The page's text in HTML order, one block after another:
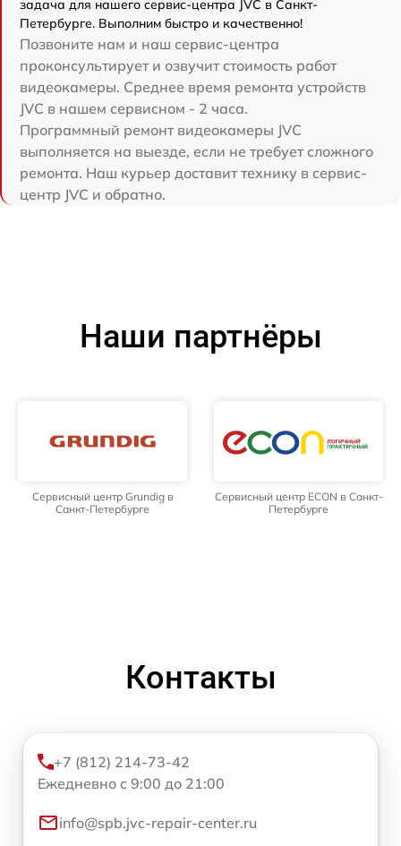
задача для нашего сервис-центра JVC в Санкт-
Петербурге. Выполним быстро и качественно!
Позвоните нам и наш сервис-центра
проконсультирует и озвучит стоимость работ
видеокамеры. Среднее время ремонта устройств
JVC в нашем сервисном - 2 часа.
Программный ремонт видеокамеры JVC
выполняется на выезде, если не требует сложного
ремонта. Наш курьер доставит технику в сервис-
центр JVC и обратно.
Наши партнёры
Сервисный центр Grundig в
Санкт-Петербурге
Сервисный центр ECON в Санкт-
Петербурге
Контакты
+7 (812) 214-73-42
Ежедневно с 9:00 до 21:00
info@spb.jvc-repair-center.ru